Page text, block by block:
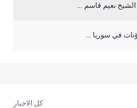
نعيم قاسم ...
في سوريا ...
كل الاخبار